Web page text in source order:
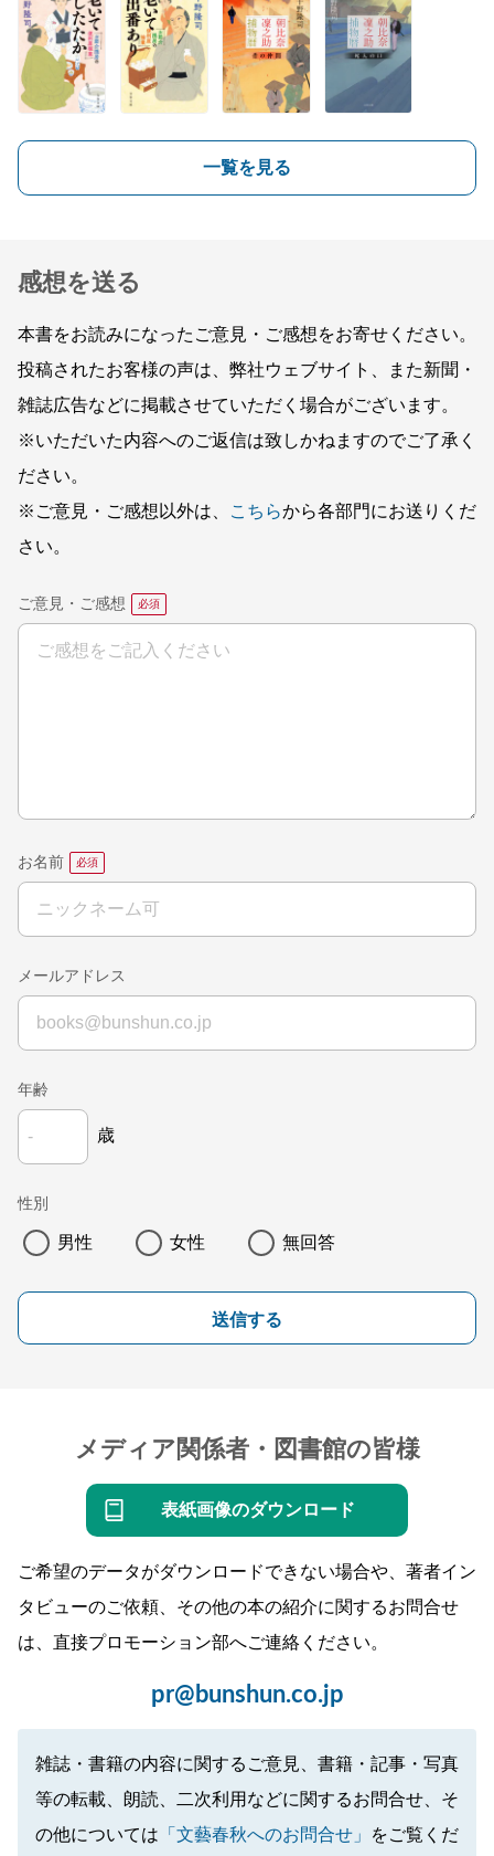
一覧を見る
感想を送る
本書をお読みになったご意見・ご感想をお寄せください。
投稿されたお客様の声は、弊社ウェブサイト、また新聞・
雑誌広告などに掲載させていただく場合がございます。
※いただいた内容へのご返信は致しかねますのでご了承く
ださい。
※ご意見・ご感想以外は、
こちらから各部門にお送りくだ
さい。
ご意見・ご感想
お名前
メールアドレス
年齢
歳
性別
男性 女性 無回答
送信する
メディア関係者・図書館の皆様
表紙画像のダウンロード
ご希望のデータがダウンロードできない場合や、著者イン
タビューのご依頼、その他の本の紹介に関するお問合せ
は、直接プロモーション部へご連絡ください。
pr@bunshun.co.jp
雑誌・書籍の内容に関するご意見、書籍・記事・写真
等の転載、朗読、二次利用などに関するお問合せ、そ
の他については 「文藝春秋へのお問合せ」 をご覧くだ